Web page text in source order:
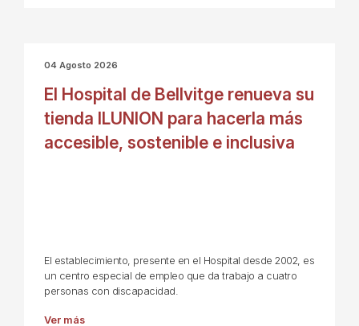
04 Agosto 2026
El Hospital de Bellvitge renueva su
tienda ILUNION para hacerla más
accesible, sostenible e inclusiva
El establecimiento, presente en el Hospital desde 2002, es
un centro especial de empleo que da trabajo a cuatro
personas con discapacidad.
Ver más